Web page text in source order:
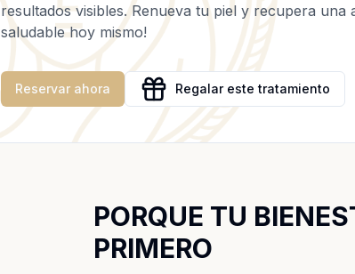
resultados visibles. Renueva tu piel y recupera una
saludable hoy mismo!
Reservar ahora Regalar este tratamiento
PORQUE TU
PRIMERO